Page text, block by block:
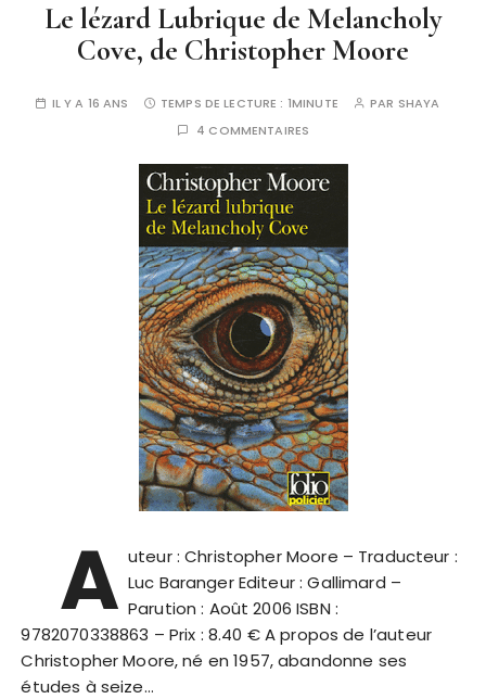
Le lézard Lubrique de Melancholy
Cove, de Christopher Moore
IL Y A 16 ANS TEMPS DE LECTURE : 1MINUTE PAR SHAYA
4 COMMENTAIRES
A uteur : Christopher Moore – Traducteur :
Luc Baranger Editeur : Gallimard –
Parution : Août 2006 ISBN :
9782070338863 – Prix : 8.40 € A propos de l’auteur
Christopher Moore, né en 1957, abandonne ses
études à seize…